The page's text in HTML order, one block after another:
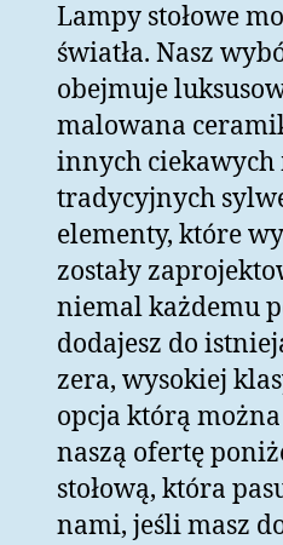
Lampy stołowe
światła. Nasz
obejmuje
malowana
innych ciekawych
tradycyjnych
elementy, które
zostały
niemal każdemu
dodajesz do
zera, wysokiej
opcja którą
naszą ofertę
stołową, która
nami, jeśli masz